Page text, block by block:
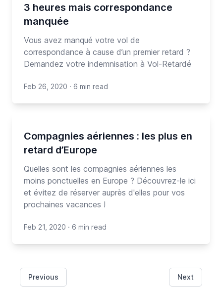
3 heures mais correspondance
manquée
Vous avez manqué votre vol de
correspondance à cause d’un premier retard ?
Demandez votre indemnisation à Vol-Retardé
Feb 26, 2020 · 6 min read
Compagnies aériennes : les plus en
retard d’Europe
Quelles sont les compagnies aériennes les
moins ponctuelles en Europe ? Découvrez-le ici
et évitez de réserver auprès d'elles pour vos
prochaines vacances !
Feb 21, 2020 · 6 min read
Previous Next